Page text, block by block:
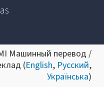
Машинный перевод /
(English, Русский,
Українська)